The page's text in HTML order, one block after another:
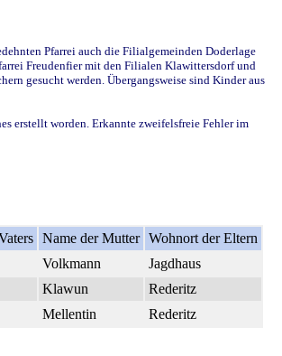
Pfarrei auch die Filialgemeinden Doderlage
Freudenfier mit den Filialen Klawittersdorf und
gesucht werden. Übergangsweise sind Kinder aus
erstellt worden. Erkannte zweifelsfreie Fehler im
Name der Mutter Wohnort der Eltern
Volkmann
Jagdhaus
Klawun
Rederitz
Mellentin Rederitz